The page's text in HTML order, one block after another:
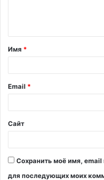
т
а
й
*
Имя *
Email *
Сайт
Сохранить моё имя, email
для последующих моих